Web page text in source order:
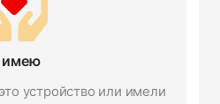
имею
устройство или имели